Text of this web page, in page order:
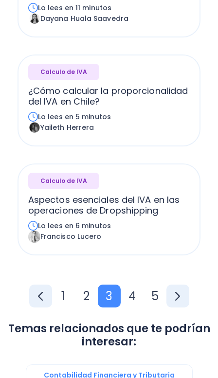
Lo lees en 11 minutos
Dayana Huala Saavedra
Calculo de IVA
¿Cómo calcular la proporcionalidad
del IVA en Chile?
Lo lees en 5 minutos
Yaileth Herrera
Calculo de IVA
Aspectos esenciales del IVA en las
operaciones de Dropshipping
Lo lees en 6 minutos
Francisco Lucero
1 2 3 4 5
Temas relacionados que te podrían
interesar:
Contabilidad Financiera y Tributaria